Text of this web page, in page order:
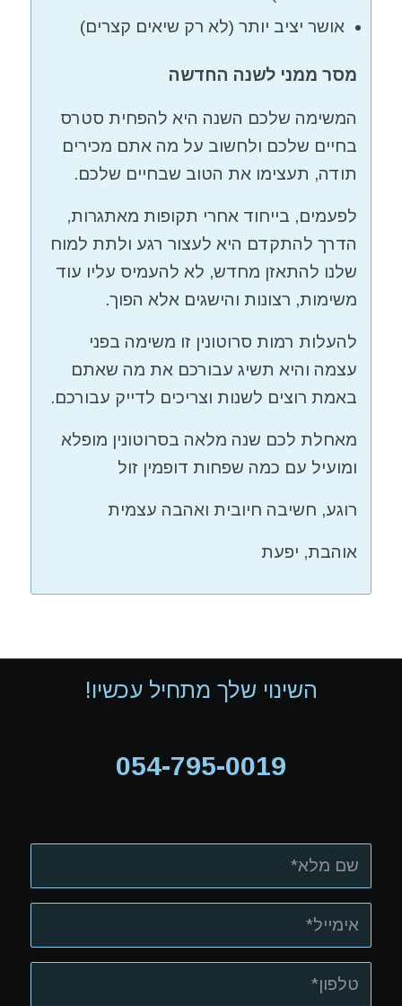
אושר יציב יותר (לא רק שיאים קצרים)
מסר ממני לשנה החדשה
המשימה שלכם השנה היא להפחית סטרס
בחיים שלכם ולחשוב על מה אתם מכירים
תודה, תעצימו את הטוב שבחיים שלכם.
לפעמים, בייחוד אחרי תקופות מאתגרות,
הדרך להתקדם היא לעצור רגע ולתת למוח
שלנו להתאזן מחדש, לא להעמיס עליו עוד
משימות, רצונות והישגים אלא הפוך.
להעלות רמות סרוטונין זו משימה בפני
עצמה והיא תשיג עבורכם את מה שאתם
באמת רוצים לשנות וצריכים לדייק עבורכם.
מאחלת לכם שנה מלאה בסרוטונין מופלא
ומועיל עם כמה שפחות דופמין זול
רוגע, חשיבה חיובית ואהבה עצמית
אוהבת, יפעת
השינוי שלך מתחיל עכשיו!
054-795-0019